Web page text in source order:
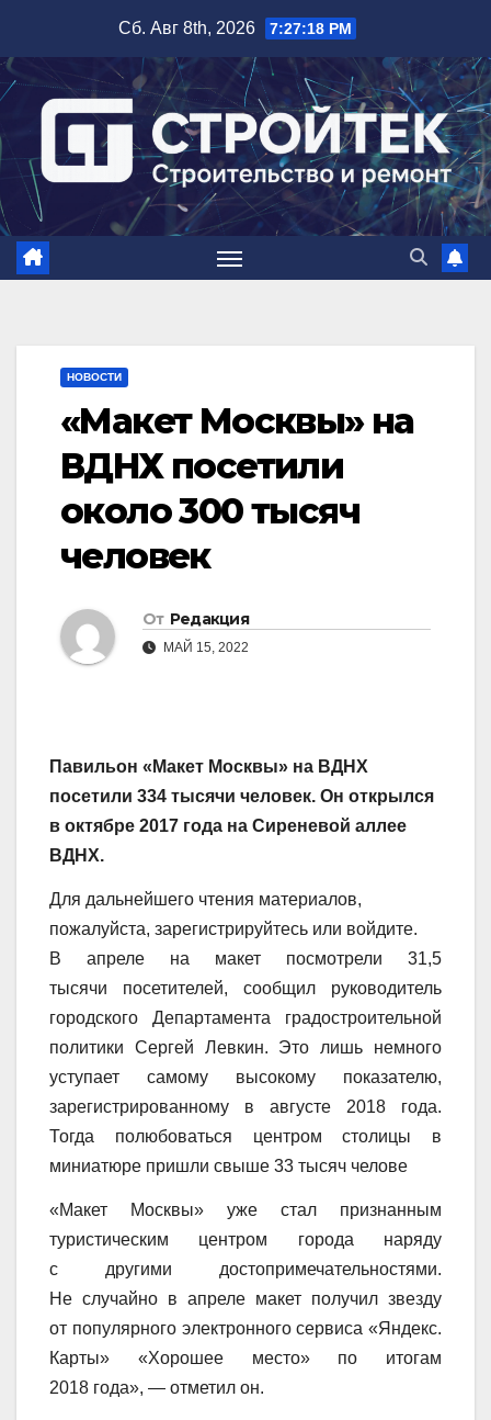
содержимому
Сб. Авг 8th, 2026 7:27:18 PM
НОВОСТИ
«Макет Москвы» на
ВДНХ посетили
около 300 тысяч
человек
От Редакция
МАЙ 15, 2022
Павильон «Макет Москвы» на ВДНХ
посетили 334 тысячи человек. Он открылся
в октябре 2017 года на Сиреневой аллее
ВДНХ.
Для дальнейшего чтения материалов,
пожалуйста, зарегистрируйтесь или войдите.
В апреле на макет посмотрели 31,5
тысячи посетителей, сообщил руководитель
городского Департамента градостроительной
политики Сергей Левкин. Это лишь немного
уступает самому высокому показателю,
зарегистрированному в августе 2018 года.
Тогда полюбоваться центром столицы в
миниатюре пришли свыше 33 тысяч челове
«Макет Москвы» уже стал признанным
туристическим центром города наряду
с другими достопримечательностями.
Не случайно в апреле макет получил звезду
от популярного электронного сервиса «Яндекс.
Карты» «Хорошее место» по итогам
2018 года», — отметил он.